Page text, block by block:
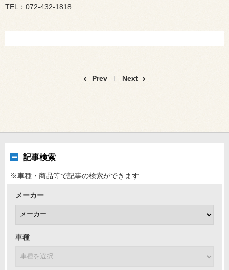
TEL：072-432-1818
Prev Next
記事検索
※車種・商品等で記事の検索ができます
メーカー
車種